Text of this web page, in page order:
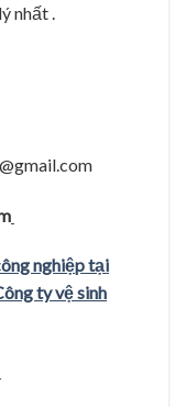
nhất .
nghiệp tại
ty vệ sinh